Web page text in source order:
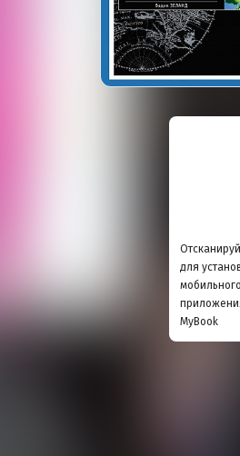
для
мобильного
MyBook